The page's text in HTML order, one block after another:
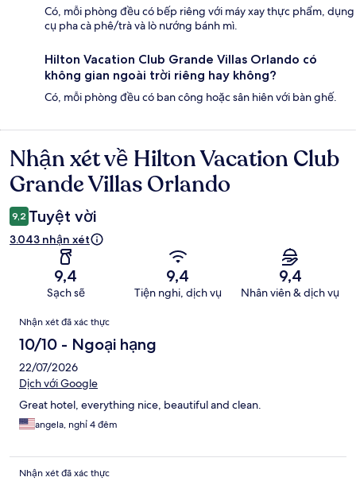
Có, mỗi phòng đều có bếp riêng với máy xay thực phẩm, dụng
cụ pha cà phê/trà và lò nướng bánh mì.
Hilton Vacation Club Grande Villas Orlando có
không gian ngoài trời riêng hay không?
Có, mỗi phòng đều có ban công hoặc sân hiên với bàn ghế.
Nhận
xét
Nhận xét về Hilton Vacation Club
Grande Villas Orlando
9,2 Tuyệt vời
3.043 nhận xét
9,4
Sạch sẽ
9,4
Tiện nghi, dịch vụ
9,4
Nhân viên & dịch vụ
Nhận
xét
Nhận xét đã xác thực
10/10 - Ngoại hạng
22/07/2026
Dịch với Google
Great hotel, everything nice, beautiful and clean.
angela, nghỉ 4 đêm
Nhận xét đã xác thực